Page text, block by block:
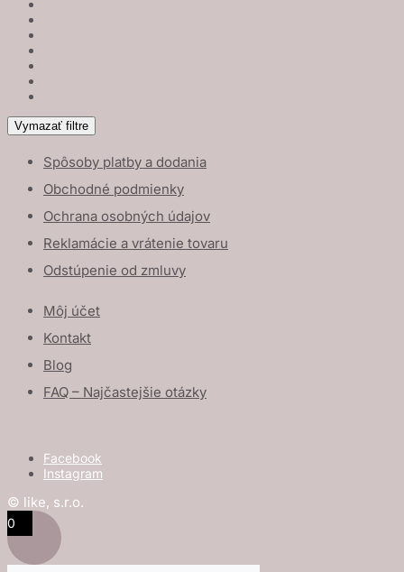
Vymazať filtre
Spôsoby platby a dodania
Obchodné podmienky
Ochrana osobných údajov
Reklamácie a vrátenie tovaru
Odstúpenie od zmluvy
Môj účet
Kontakt
Blog
FAQ – Najčastejšie otázky
Facebook
Instagram
© like, s.r.o.
0